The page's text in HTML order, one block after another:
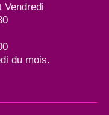
Vendredi
du mois.